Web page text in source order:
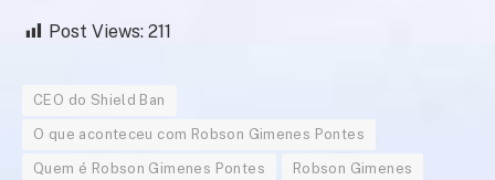
Post Views: 211
CEO do Shield Ban
O que aconteceu com Robson Gimenes Pontes
Quem é Robson Gimenes Pontes Robson Gimenes